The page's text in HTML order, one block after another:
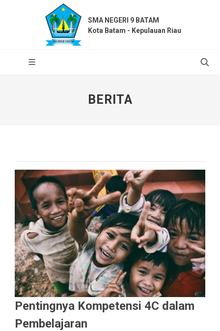
SMA NEGERI 9 BATAM
Kota Batam - Kepulauan Riau
BERITA
Pentingnya Kompetensi 4C dalam
Pembelajaran